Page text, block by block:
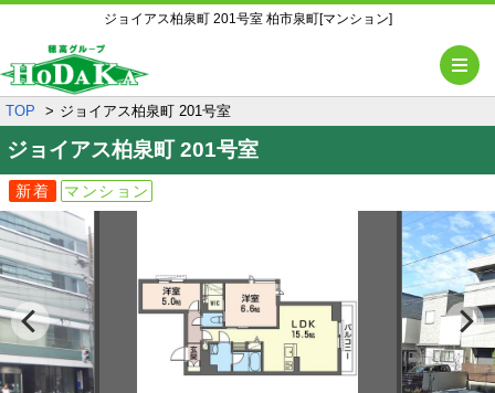
ジョイアス柏泉町 201号室 柏市泉町[マンション]
TOP ジョイアス柏泉町 201号室
ジョイアス柏泉町 201号室
新着 マンション